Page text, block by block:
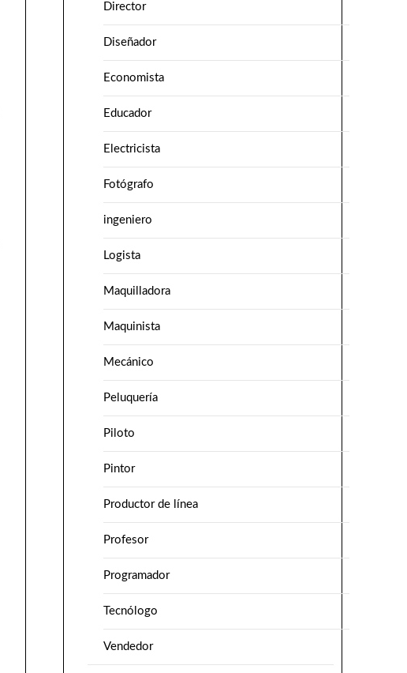
Director
Diseñador
Economista
Educador
Electricista
Fotógrafo
ingeniero
Logista
Maquilladora
Maquinista
Mecánico
Peluquería
Piloto
Pintor
Productor de línea
Profesor
Programador
Tecnólogo
Vendedor